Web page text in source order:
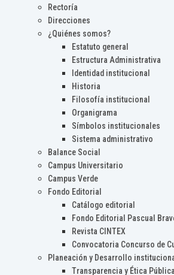
Rectoría
Direcciones
¿Quiénes somos?
Estatuto general
Estructura Administrativa
Identidad institucional
Historia
Filosofía institucional
Organigrama
Símbolos institucionales
Sistema administrativo
Balance Social
Campus Universitario
Campus Verde
Fondo Editorial
Catálogo editorial
Fondo Editorial Pascual
Revista CINTEX
Convocatoria Concurso de
Planeación y Desarrollo
Transparencia y Ética Pública